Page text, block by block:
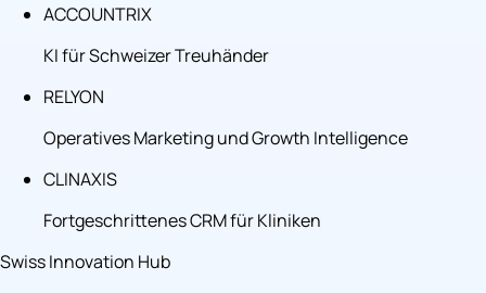
ACCOUNTRIX
KI für Schweizer Treuhänder
RELYON
Operatives Marketing und Growth Intelligence
CLINAXIS
Fortgeschrittenes CRM für Kliniken
Swiss Innovation Hub